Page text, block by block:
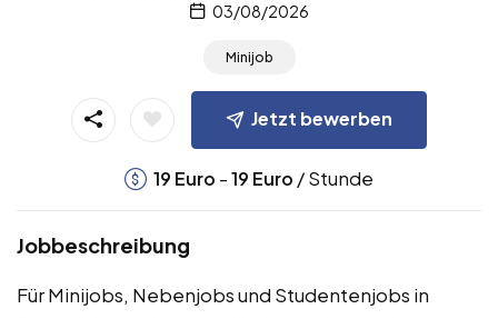
03/08/2026
Minijob
Jetzt bewerben
19 Euro -19 Euro / Stunde
Jobbeschreibung
Für Minijobs, Nebenjobs und Studentenjobs in